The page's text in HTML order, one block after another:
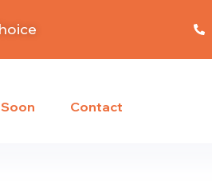
Contact